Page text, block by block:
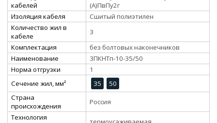
кабелей
(А)ПвПу2г
Изоляция кабеля
Сшитый полиэтилен
Количество жил в
кабеле
3
Комплектация
без болтовых наконечников
Наименование
3ПКНТп-10-35/50
Норма отгрузки
1
Сечение жил, мм²
35
50
Страна
происхождения
Россия
Технология